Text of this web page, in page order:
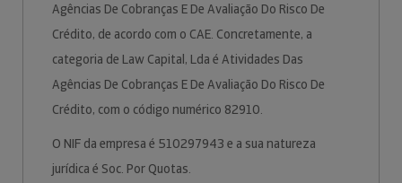
Agências De Cobranças E De Avaliação Do Risco De
Crédito, de acordo com o CAE. Concretamente, a
categoria de Law Capital, Lda é Atividades Das
Agências De Cobranças E De Avaliação Do Risco De
Crédito, com o código numérico 82910.
O NIF da empresa é 510297943 e a sua natureza
jurídica é Soc. Por Quotas.